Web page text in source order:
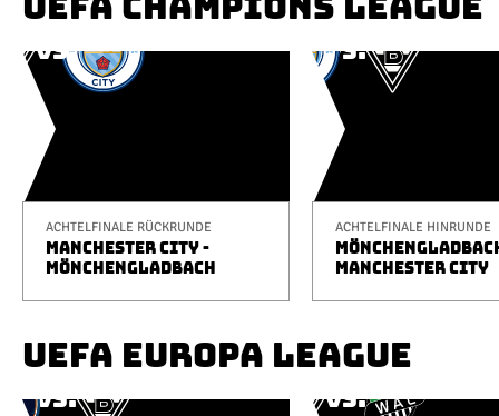
UEFA CHAMPIONS LEAGUE
ACHTELFINALE RÜCKRUNDE
MANCHESTER CITY -
MÖNCHENGLADBACH
ACHTELFINALE HINRUNDE
MANCHESTER CITY
UEFA EUROPA LEAGUE